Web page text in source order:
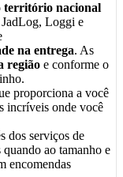
território nacional
JadLog, Loggi e
na entrega. As
região e conforme o
proporciona a você
incríveis onde você
dos serviços de
ao tamanho e
encomendas